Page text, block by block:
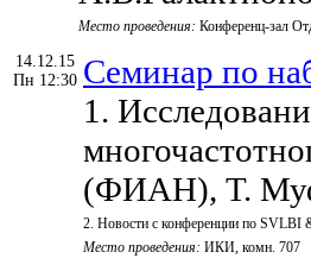
Место проведения: Конференц-зал
14.12.15
Пн 12:30 Семинар по
1.
(ФИАН), Т.
2. Новости с конференции по
Место проведения: ИКИ, комн. 707